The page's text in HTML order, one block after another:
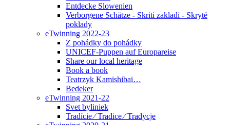
Entdecke Slowenien
Verborgene Schätze - Skriti zakladi - Skryté
poklady
eTwinning 2022-23
Z pohádky do pohádky
UNICEF-Puppen auf Europareise
Share our local heritage
Book a book
Teatrzyk Kamishibai…
Bedeker
eTwinning 2021-22
Svet byliniek
Tradície ⁄ Tradice ⁄ Tradycje